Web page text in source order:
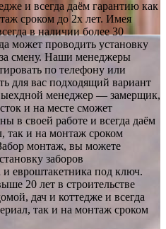
и всегда даём гарантию как
сроком до 2х лет. Имея
в наличии более 30
может проводить установку
смену. Наши менеджеры
по телефону или
для вас подходящий вариант
менеджер — замерщик,
и на месте сможет
в своей работе и всегда даём
так и на монтаж сроком
монтаж, вы можете
заборов
и евроштакетника под ключ.
20 лет в строительстве
дач и коттедже и всегда
так и на монтаж сроком